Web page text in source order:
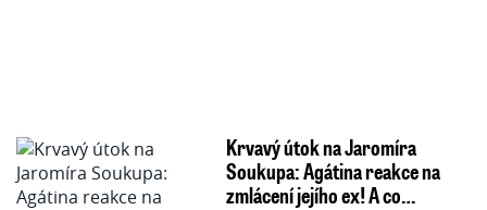
Krvavý útok na Jaromíra
Soukupa: Agátina reakce na
zmlácení jejího ex! A co…